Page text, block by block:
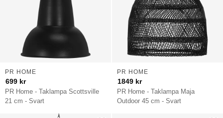
PR Home - Taklampa Scottsville
21 cm - Svart
PR HOME
699 kr
PR Home - Taklampa Maja
Outdoor 45 cm - Svart
PR HOME
1849 kr